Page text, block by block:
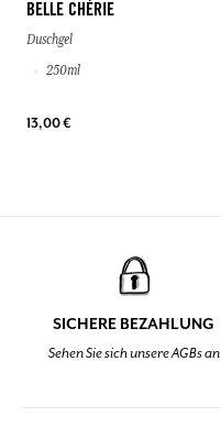
BELLE CHÉRIE
Duschgel
250ml
13,00 €
SICHERE BEZAHLUNG
Sehen Sie sich unsere AGBs an